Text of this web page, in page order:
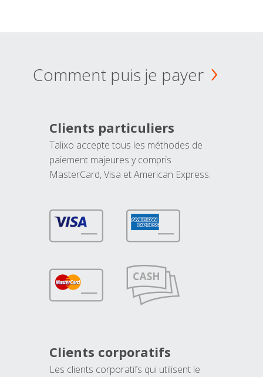
Comment puis je payer
Clients particuliers
Talixo accepte tous les méthodes de
paiement majeures y compris
MasterCard, Visa et American Express.
Clients corporatifs
Les clients corporatifs qui utilisent le